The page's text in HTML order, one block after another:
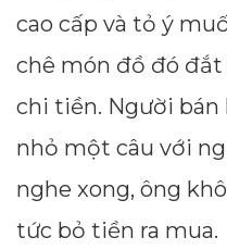
cao cấp và tỏ ý
chê món đồ đó
chi tiền. Người bán
nhỏ một câu với
nghe xong, ông
tức bỏ tiền ra mua.